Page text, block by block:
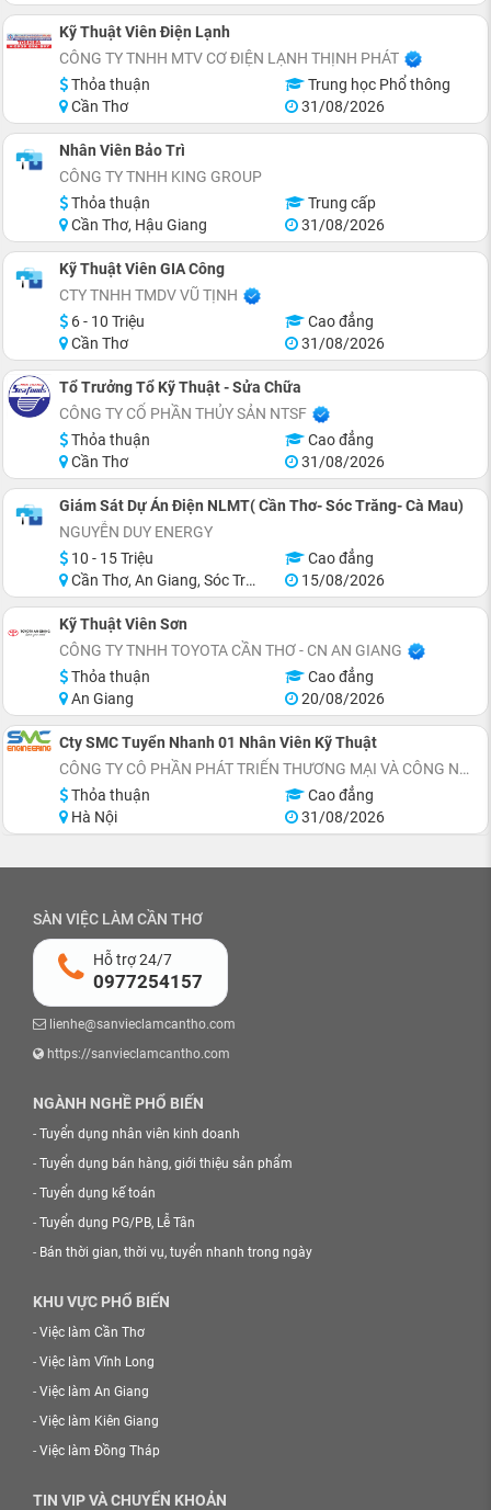
Kỹ Thuật Viên Điện Lạnh
CÔNG TY TNHH MTV CƠ ĐIỆN LẠNH THỊNH PHÁT
Thỏa thuận
Trung học Phổ thông
Cần Thơ
31/08/2026
Nhân Viên Bảo Trì
CÔNG TY TNHH KING GROUP
Thỏa thuận
Trung cấp
Cần Thơ, Hậu Giang
31/08/2026
Kỹ Thuật Viên GIA Công
CTY TNHH TMDV VŨ TỊNH
6 - 10 Triệu
Cao đẳng
Cần Thơ
31/08/2026
Tổ Trưởng Tổ Kỹ Thuật - Sửa Chữa
CÔNG TY CỔ PHẦN THỦY SẢN NTSF
Thỏa thuận
Cao đẳng
Cần Thơ
31/08/2026
Giám Sát Dự Án Điện NLMT( Cần Thơ- Sóc Trăng- Cà Mau)
NGUYỄN DUY ENERGY
10 - 15 Triệu
Cao đẳng
Cần Thơ, An Giang, Sóc Trăng
15/08/2026
Kỹ Thuật Viên Sơn
CÔNG TY TNHH TOYOTA CẦN THƠ - CN AN GIANG
Thỏa thuận
Cao đẳng
An Giang
20/08/2026
Cty SMC Tuyển Nhanh 01 Nhân Viên Kỹ Thuật
CÔNG TY CÔ PHẦN PHÁT TRIỂN THƯƠNG MẠI VÀ CÔNG NGHỆ SMC ENGINEERING
Thỏa thuận
Cao đẳng
Hà Nội
31/08/2026
SÀN VIỆC LÀM CẦN THƠ
Hỗ trợ 24/7
0977254157
lienhe@sanvieclamcantho.com
https://sanvieclamcantho.com
NGÀNH NGHỀ PHỔ BIẾN
- Tuyển dụng nhân viên kinh doanh
- Tuyển dụng bán hàng, giới thiệu sản phẩm
- Tuyển dụng kế toán
- Tuyển dụng PG/PB, Lễ Tân
- Bán thời gian, thời vụ, tuyển nhanh trong ngày
KHU VỰC PHỔ BIẾN
- Việc làm Cần Thơ
- Việc làm Vĩnh Long
- Việc làm An Giang
- Việc làm Kiên Giang
- Việc làm Đồng Tháp
TIN VIP VÀ CHUYỂN KHOẢN